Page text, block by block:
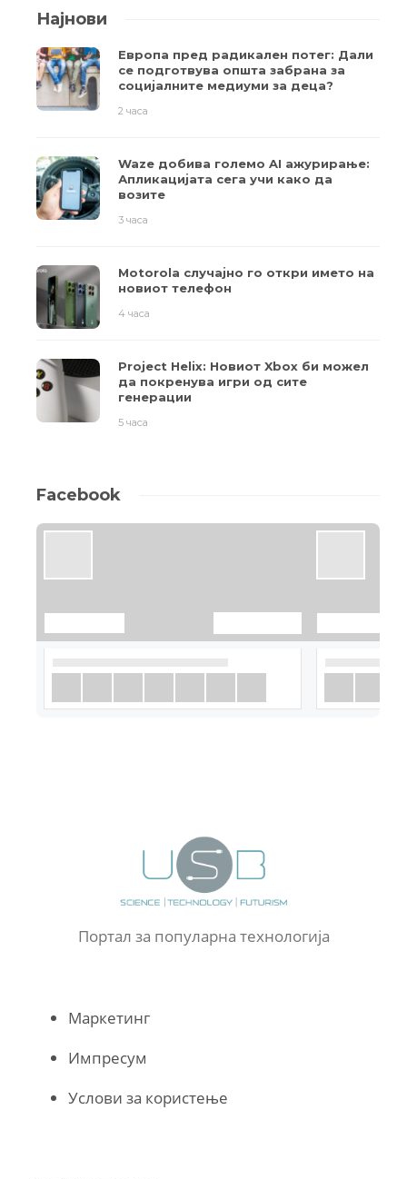
Најнови
Европа пред радикален потег: Дали
се подготвува општа забрана за
социјалните медиуми за деца?
2 часа
Waze добива големо AI ажурирање:
Апликацијата сега учи како да
возите
3 часа
Motorola случајно го откри името на
новиот телефон
4 часа
Project Helix: Новиот Xbox би можел
да покренува игри од сите
генерации
5 часа
Facebook
Портал за популарна технологија
Маркетинг
Импресум
Услови за користење